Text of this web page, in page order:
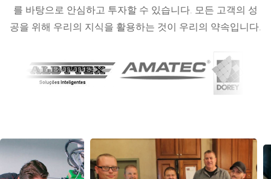
를 바탕으로 안심하고 투자할 수 있습니다. 모든 고객의 성
공을 위해 우리의 지식을 활용하는 것이 우리의 약속입니다.